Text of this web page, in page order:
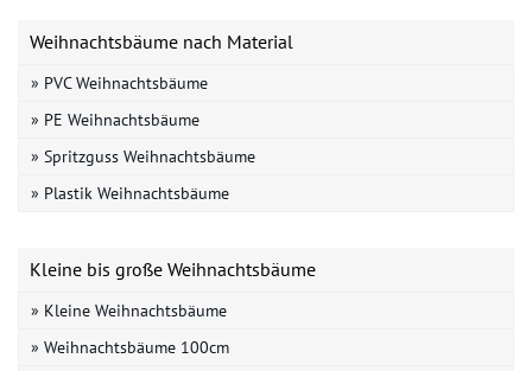
Weihnachtsbäume nach Material
» PVC Weihnachtsbäume
» PE Weihnachtsbäume
» Spritzguss Weihnachtsbäume
» Plastik Weihnachtsbäume
Kleine bis große Weihnachtsbäume
» Kleine Weihnachtsbäume
» Weihnachtsbäume 100cm